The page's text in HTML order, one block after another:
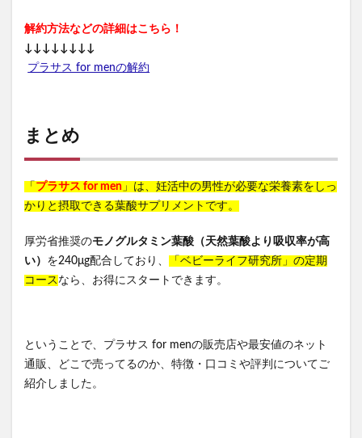
解約方法などの詳細はこちら！
↓↓↓↓↓↓↓↓
プラサス for menの解約
まとめ
「 プラサス for men 」は、妊活中の男性が必要な栄養素をしっ
かりと摂取できる葉酸サプリメントです。
厚労省推奨のモノグルタミン葉酸（天然葉酸より吸収率が高
い） を240μg配合しており、
「ベビーライフ研究所」の定期
コース なら、お得にスタートできます。
ということで、プラサス for menの販売店や最安値のネット
通販、どこで売ってるのか、特徴・口コミや評判についてご
紹介しました。